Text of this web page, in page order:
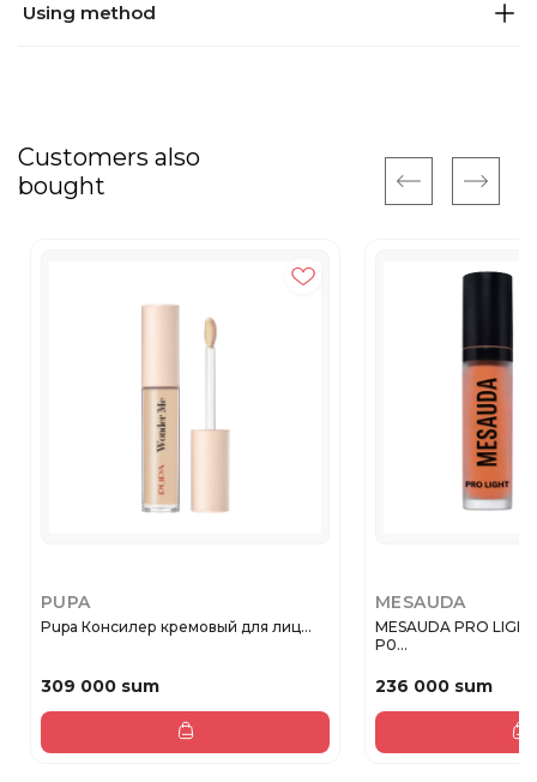
Using method
Customers also
bought
PUPA
Pupa Консилер кремовый для лиц...
309 000 sum
MESAUDA
MESAUDA PRO
P0...
236 000 sum